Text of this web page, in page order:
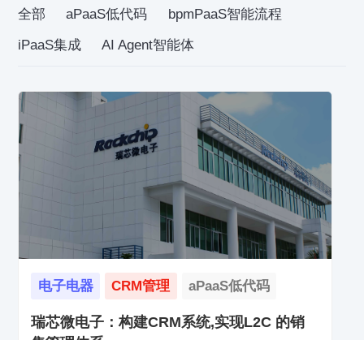
全部 aPaaS低代码
bpmPaaS智能流程
iPaaS集成
AI Agent智能体
电子电器 CRM管理 aPaaS低代码
瑞芯微电子：构建CRM系统,实现L2C 的销